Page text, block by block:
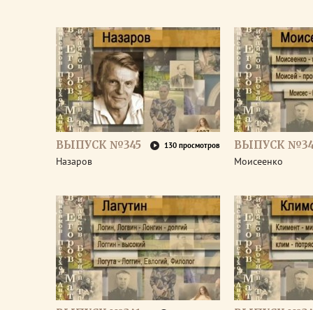
ВЫПУСК №345 130 просмотров
Назаров
ВЫПУСК
Моисеенко